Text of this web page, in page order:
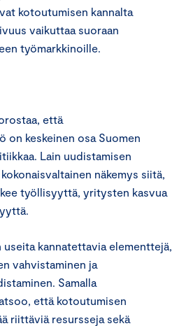
kotoutumisen kannalta
vaikuttaa suoraan
työmarkkinoille.
että
on keskeinen osa Suomen
Lain uudistamisen
näkemys siitä,
työllisyyttä, yritysten kasvua
kannatettavia elementtejä,
vahvistaminen ja
Samalla
että kotoutumisen
riittäviä resursseja sekä